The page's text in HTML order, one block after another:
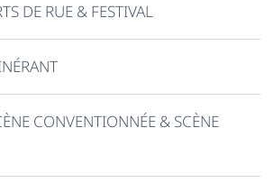
DE RUE & FESTIVAL
CONVENTIONNÉE & SCÈNE